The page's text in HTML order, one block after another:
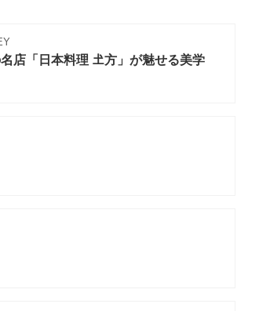
店「日本料理 𡈽方」が魅せる美学